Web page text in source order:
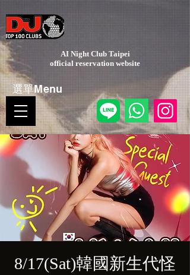
AI Night Club Taipei
​official reservation website
選單Menu
8/17(Sat)韓國新生代怪